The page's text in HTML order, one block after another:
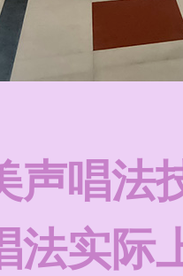
声唱法
法实际